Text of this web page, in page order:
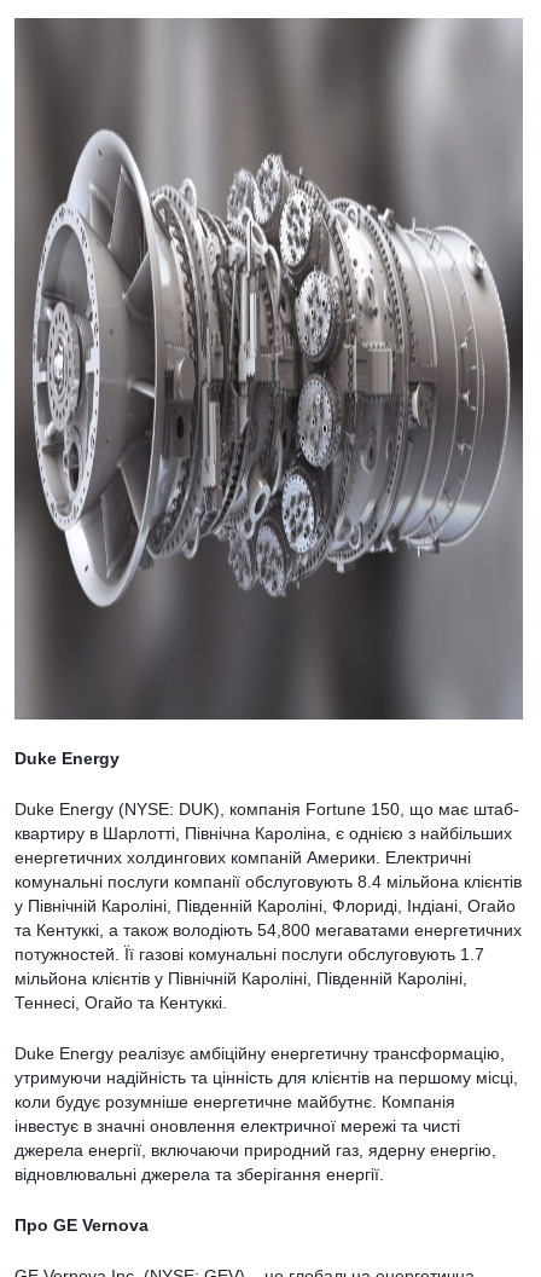
Duke Energy
Duke Energy (NYSE: DUK), компанія Fortune 150, що має штаб-
квартиру в Шарлотті, Північна Кароліна, є однією з найбільших
енергетичних холдингових компаній Америки. Електричні
комунальні послуги компанії обслуговують 8.4 мільйона клієнтів
у Північній Кароліні, Південній Кароліні, Флориді, Індіані, Огайо
та Кентуккі, а також володіють 54,800 мегаватами енергетичних
потужностей. Її газові комунальні послуги обслуговують 1.7
мільйона клієнтів у Північній Кароліні, Південній Кароліні,
Теннесі, Огайо та Кентуккі.
Duke Energy реалізує амбіційну енергетичну трансформацію,
утримуючи надійність та цінність для клієнтів на першому місці,
коли будує розумніше енергетичне майбутнє. Компанія
інвестує в значні оновлення електричної мережі та чисті
джерела енергії, включаючи природний газ, ядерну енергію,
відновлювальні джерела та зберігання енергії.
Про GE Vernova